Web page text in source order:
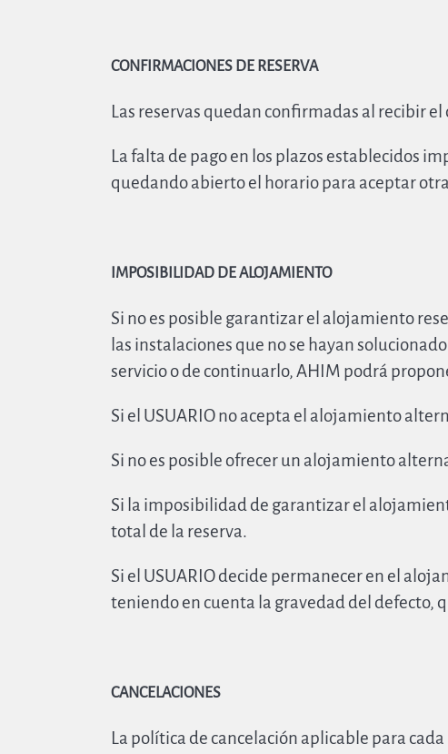
CONFIRMACIONES DE RESERVA
Las reservas quedan confirmadas al recibir
La falta de pago en los plazos establecidos
quedando abierto el horario para aceptar
IMPOSIBILIDAD DE ALOJAMIENTO
Si no es posible garantizar el alojamiento
las instalaciones que no se hayan
servicio o de continuarlo, AHIM podrá
Si el USUARIO no acepta el alojamiento
Si no es posible ofrecer un alojamiento
Si la imposibilidad de garantizar el
total de la reserva.
Si el USUARIO decide permanecer en el
teniendo en cuenta la gravedad del defecto,
CANCELACIONES
La política de cancelación aplicable para